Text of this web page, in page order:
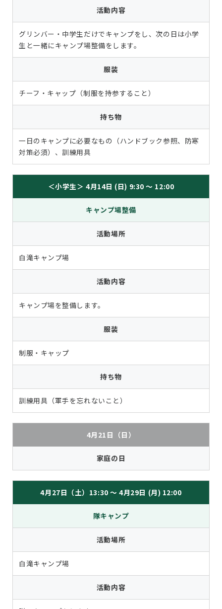
活動内容
グリンバー・中学生だけでキャンプをし、次の日は小学
生と一緒にキャンプ場整備をします。
服装
チーフ・キャップ（制服を持参すること）
持ち物
一日のキャンプに必要なもの（ハンドブック参照、防寒
対策必須）、訓練用具
＜小学生＞ 4月14日 (日) 9:30 ～ 12:00
キャンプ場整備
活動場所
白滝キャンプ場
活動内容
キャンプ場を整備します。
服装
制服・キャップ
持ち物
訓練用具（軍手を忘れないこと）
4月21日（日）
家庭の日
4月27日（土）13:30 ～ 4月29日 (月) 12:00
隊キャンプ
活動場所
白滝キャンプ場
活動内容